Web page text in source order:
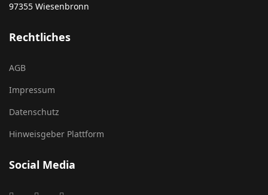
97355 Wiesenbronn
Rechtliches
AGB
Impressum
Datenschutz
Hinweisgeber Plattform
Social Media